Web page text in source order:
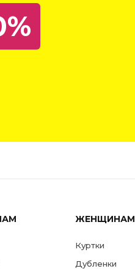
Куртки
Дубленки
ЖЕНЩИНАМ